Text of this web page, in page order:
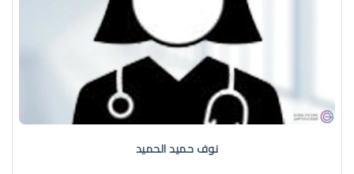
نوف حميد الحميد